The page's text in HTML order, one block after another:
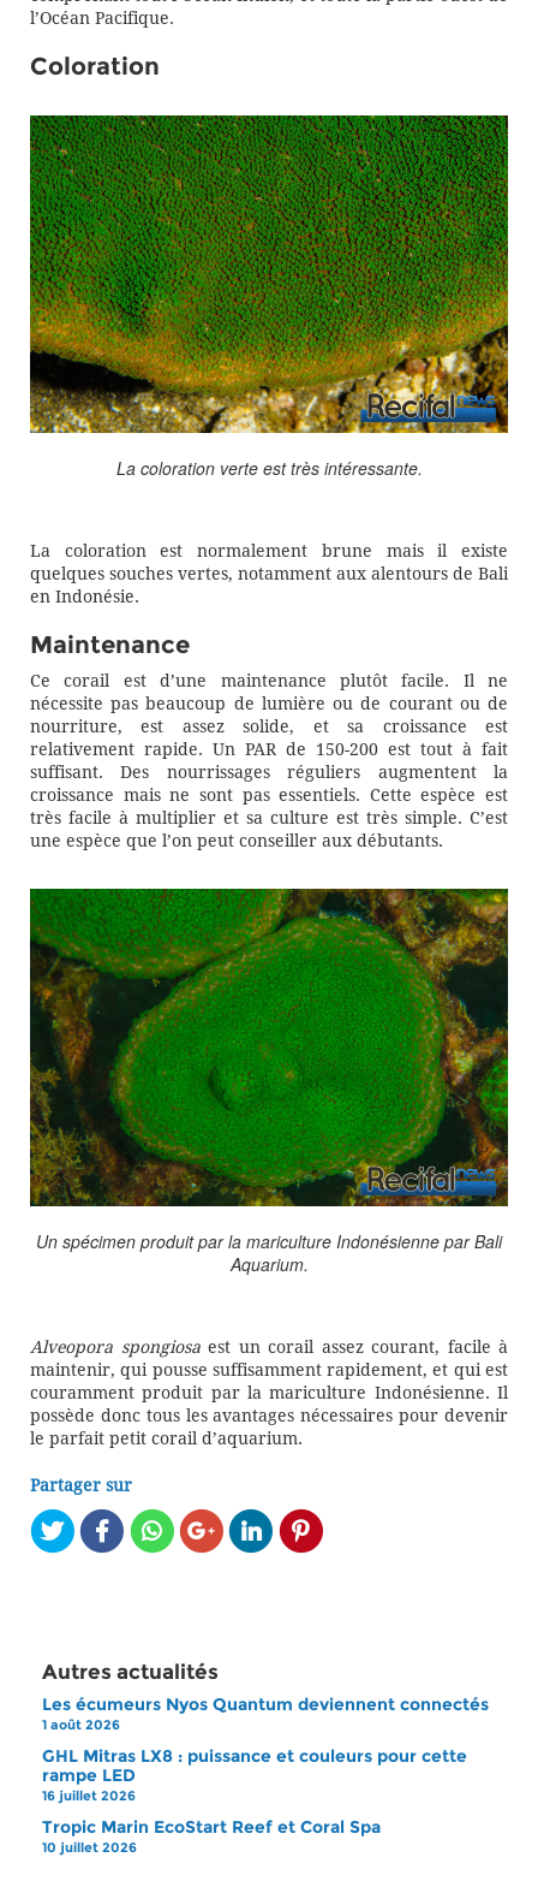
l’Océan Pacifique.
Coloration
La coloration verte est très intéressante.
La coloration est normalement brune mais il existe
quelques souches vertes, notamment aux alentours de Bali
en Indonésie.
Maintenance
Ce corail est d’une maintenance plutôt facile. Il ne
nécessite pas beaucoup de lumière ou de courant ou de
nourriture, est assez solide, et sa croissance est
relativement rapide. Un PAR de 150-200 est tout à fait
suffisant. Des nourrissages réguliers augmentent la
croissance mais ne sont pas essentiels. Cette espèce est
très facile à multiplier et sa culture est très simple. C’est
une espèce que l’on peut conseiller aux débutants.
Un spécimen produit par la mariculture Indonésienne par Bali
Aquarium.
Alveopora spongiosaest un corail assez courant, facile à
maintenir, qui pousse suffisamment rapidement, et qui est
couramment produit par la mariculture Indonésienne. Il
possède donc tous les avantages nécessaires pour devenir
le parfait petit corail d’aquarium.
Partager sur
Autres actualités
Les écumeurs Nyos Quantum deviennent connectés
1 août 2026
GHL Mitras LX8 : puissance et couleurs pour cette
rampe LED
16 juillet 2026
Tropic Marin EcoStart Reef et Coral Spa
10 juillet 2026